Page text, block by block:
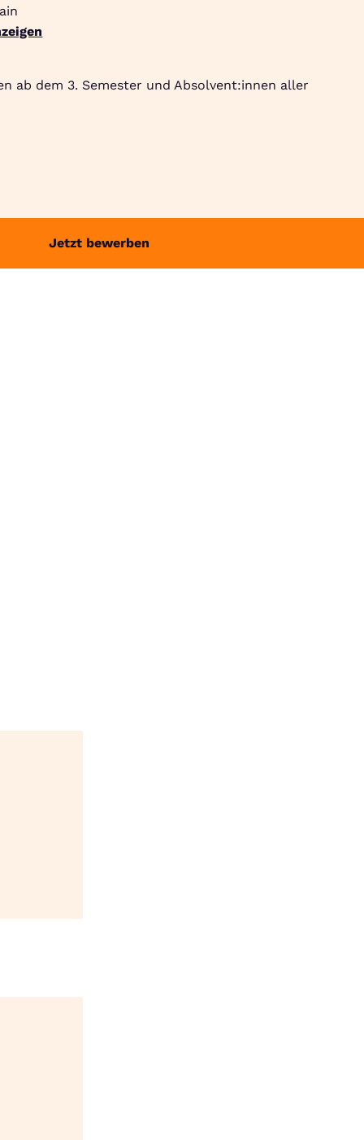
ab dem 3. Semester und Absolvent:innen aller
Jetzt bewerben